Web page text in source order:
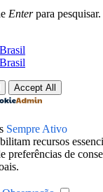
Enterpara pesquisar.
Accept All
Sempre Ativo
recursos
preferências de